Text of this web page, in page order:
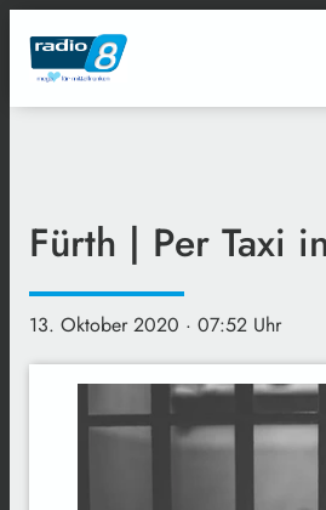
Fürth | Per Taxi
13. Oktober 2020 · 07:52 Uhr